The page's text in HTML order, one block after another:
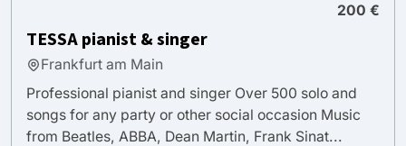
200 €
TESSA pianist & singer
Frankfurt am Main
Professional pianist and singer Over 500 solo and
songs for any party or other social occasion Music
from Beatles, ABBA, Dean Martin, Frank Sinat...